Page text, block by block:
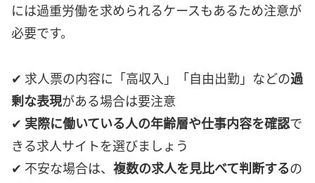
には過重労働を求められるケースもあるため注意が
必要です。
✔ 求人票の内容に「高収入」「自由出勤」などの過
剰な表現がある場合は要注意
✔ 実際に働いている人の年齢層や仕事内容を確認で
きる求人サイトを選びましょう
✔ 不安な場合は、 複数の求人を見比べて判断するの